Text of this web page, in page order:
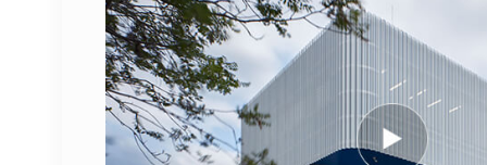
474914A AirScale RRH
4T4R RRU الأساسية
عرض التفاصيل
نوكيا FUFAS